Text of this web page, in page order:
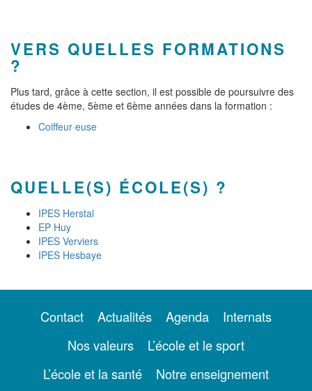
VERS QUELLES FORMATIONS
?
Plus tard, grâce à cette section, il est possible de poursuivre des
études de 4ème, 5ème et 6ème années dans la formation :
Coiffeur·euse
QUELLE(S) ÉCOLE(S) ?
IPES Herstal
EP Huy
IPES Verviers
IPES Hesbaye
Contact Actualités Agenda
Internats
Nos valeurs
L’école et le sport
L’école et la santé
Notre enseignement